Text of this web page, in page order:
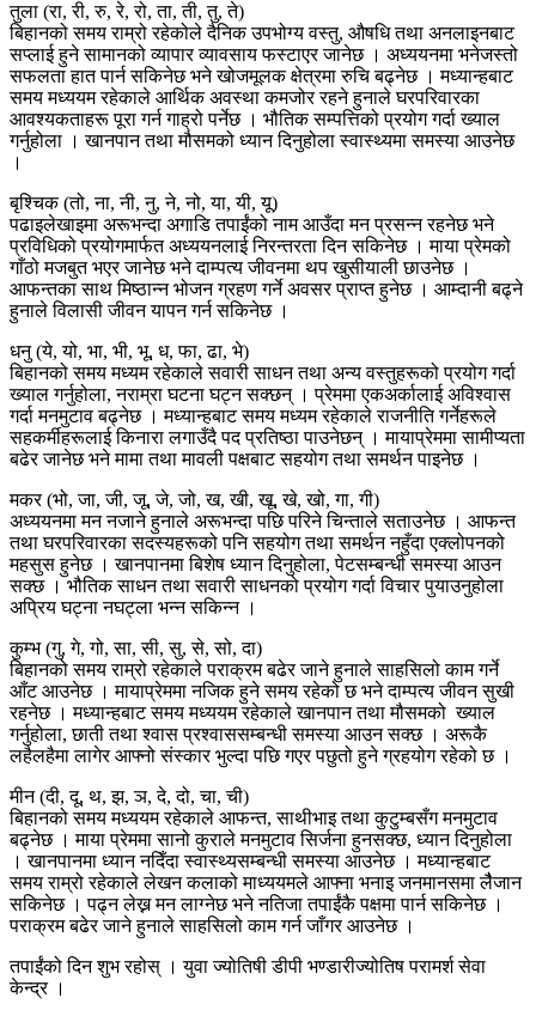
तुला (रा, री, रु, रे, रो, ता, ती, तु, ते)
बिहानको समय राम्रो रहेकोले दैनिक उपभोग्य वस्तु, औषधि तथा अनलाइनबाट
सप्लाई हुने सामानको व्यापार व्यावसाय फस्टाएर जानेछ । अध्ययनमा भनेजस्तो
सफलता हात पार्न सकिनेछ भने खोजमूलक क्षेत्रमा रुचि बढ्नेछ । मध्यान्हबाट
समय मध्ययम रहेकाले आर्थिक अवस्था कमजोर रहने हुनाले घरपरिवारका
आवश्यकताहरू पूरा गर्न गाह्रो पर्नेछ । भौतिक सम्पत्तिको प्रयोग गर्दा ख्याल
गर्नुहोला । खानपान तथा मौसमको ध्यान दिनुहोला स्वास्थ्यमा समस्या आउनेछ
।
बृश्चिक (तो, ना, नी, नु, ने, नो, या, यी, यू)
पढाइलेखाइमा अरूभन्दा अगाडि तपाईंको नाम आउँदा मन प्रसन्न रहनेछ भने
प्रविधिको प्रयोगमार्फत अध्ययनलाई निरन्तरता दिन सकिनेछ । माया प्रेमको
गाँठो मजबुत भएर जानेछ भने दाम्पत्य जीवनमा थप खुसीयाली छाउनेछ ।
आफन्तका साथ मिष्ठान्न भोजन ग्रहण गर्ने अवसर प्राप्त हुनेछ । आम्दानी बढ्ने
हुनाले विलासी जीवन यापन गर्न सकिनेछ ।
धनु (ये, यो, भा, भी, भू, ध, फा, ढा, भे)
बिहानको समय मध्यम रहेकाले सवारी साधन तथा अन्य वस्तुहरूको प्रयोग गर्दा
ख्याल गर्नुहोला, नराम्रा घटना घट्न सक्छन् । प्रेममा एकअर्कालाई अविश्वास
गर्दा मनमुटाव बढ्नेछ । मध्यान्हबाट समय मध्यम रहेकाले राजनीति गर्नेहरूले
सहकर्मीहरूलाई किनारा लगाउँदै पद प्रतिष्ठा पाउनेछन् । मायाप्रेममा सामीप्यता
बढेर जानेछ भने मामा तथा मावली पक्षबाट सहयोग तथा समर्थन पाइनेछ ।
मकर (भो, जा, जी, जू, जे, जो, ख, खी, खू, खे, खो, गा, गी)
अध्ययनमा मन नजाने हुनाले अरूभन्दा पछि परिने चिन्ताले सताउनेछ । आफन्त
तथा घरपरिवारका सदस्यहरूको पनि सहयोग तथा समर्थन नहुँदा एक्लोपनको
महसुस हुनेछ । खानपानमा बिशेष ध्यान दिनुहोला, पेटसम्बन्धी समस्या आउन
सक्छ । भौतिक साधन तथा सवारी साधनको प्रयोग गर्दा विचार पुयाउनुहोला
अप्रिय घट्ना नघट्ला भन्न सकिन्न ।
कुम्भ (गु, गे, गो, सा, सी, सु, से, सो, दा)
बिहानको समय राम्रो रहेकाले पराक्रम बढेर जाने हुनाले साहसिलो काम गर्ने
आँट आउनेछ । मायाप्रेममा नजिक हुने समय रहेको छ भने दाम्पत्य जीवन सुखी
रहनेछ । मध्यान्हबाट समय मध्ययम रहेकाले खानपान तथा मौसमको ख्याल
गर्नुहोला, छाती तथा श्वास प्रश्वाससम्बन्धी समस्या आउन सक्छ । अरूकै
लहैलहैमा लागेर आफ्नो संस्कार भुल्दा पछि गएर पछुतो हुने ग्रहयोग रहेको छ ।
मीन (दी, दू, थ, झ, ञ, दे, दो, चा, ची)
बिहानको समय मध्ययम रहेकाले आफन्त, साथीभाइ तथा कुटुम्बसँग मनमुटाव
बढ्नेछ । माया प्रेममा सानो कुराले मनमुटाव सिर्जना हुनसक्छ, ध्यान दिनुहोला
। खानपानमा ध्यान नदिँदा स्वास्थ्यसम्बन्धी समस्या आउनेछ । मध्यान्हबाट
समय राम्रो रहेकाले लेखन कलाको माध्ययमले आफ्ना भनाइ जनमानसमा लैैजान
सकिनेछ । पढ्न लेख्न मन लाग्नेछ भने नतिजा तपाईंकै पक्षमा पार्न सकिनेछ ।
पराक्रम बढेर जाने हुनाले साहसिलो काम गर्न जाँगर आउनेछ ।
तपाईंको दिन शुभ रहोस् । युवा ज्योतिषी डीपी भण्डारीज्योतिष परामर्श सेवा
केन्द्र ।